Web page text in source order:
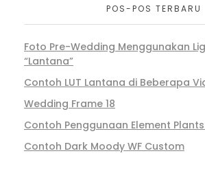
POS-POS TERBARU
Foto Pre-Wedding Menggunakan
“Lantana”
Contoh LUT Lantana di Beberapa
Wedding Frame 18
Contoh Penggunaan Element
Contoh Dark Moody WF Custom